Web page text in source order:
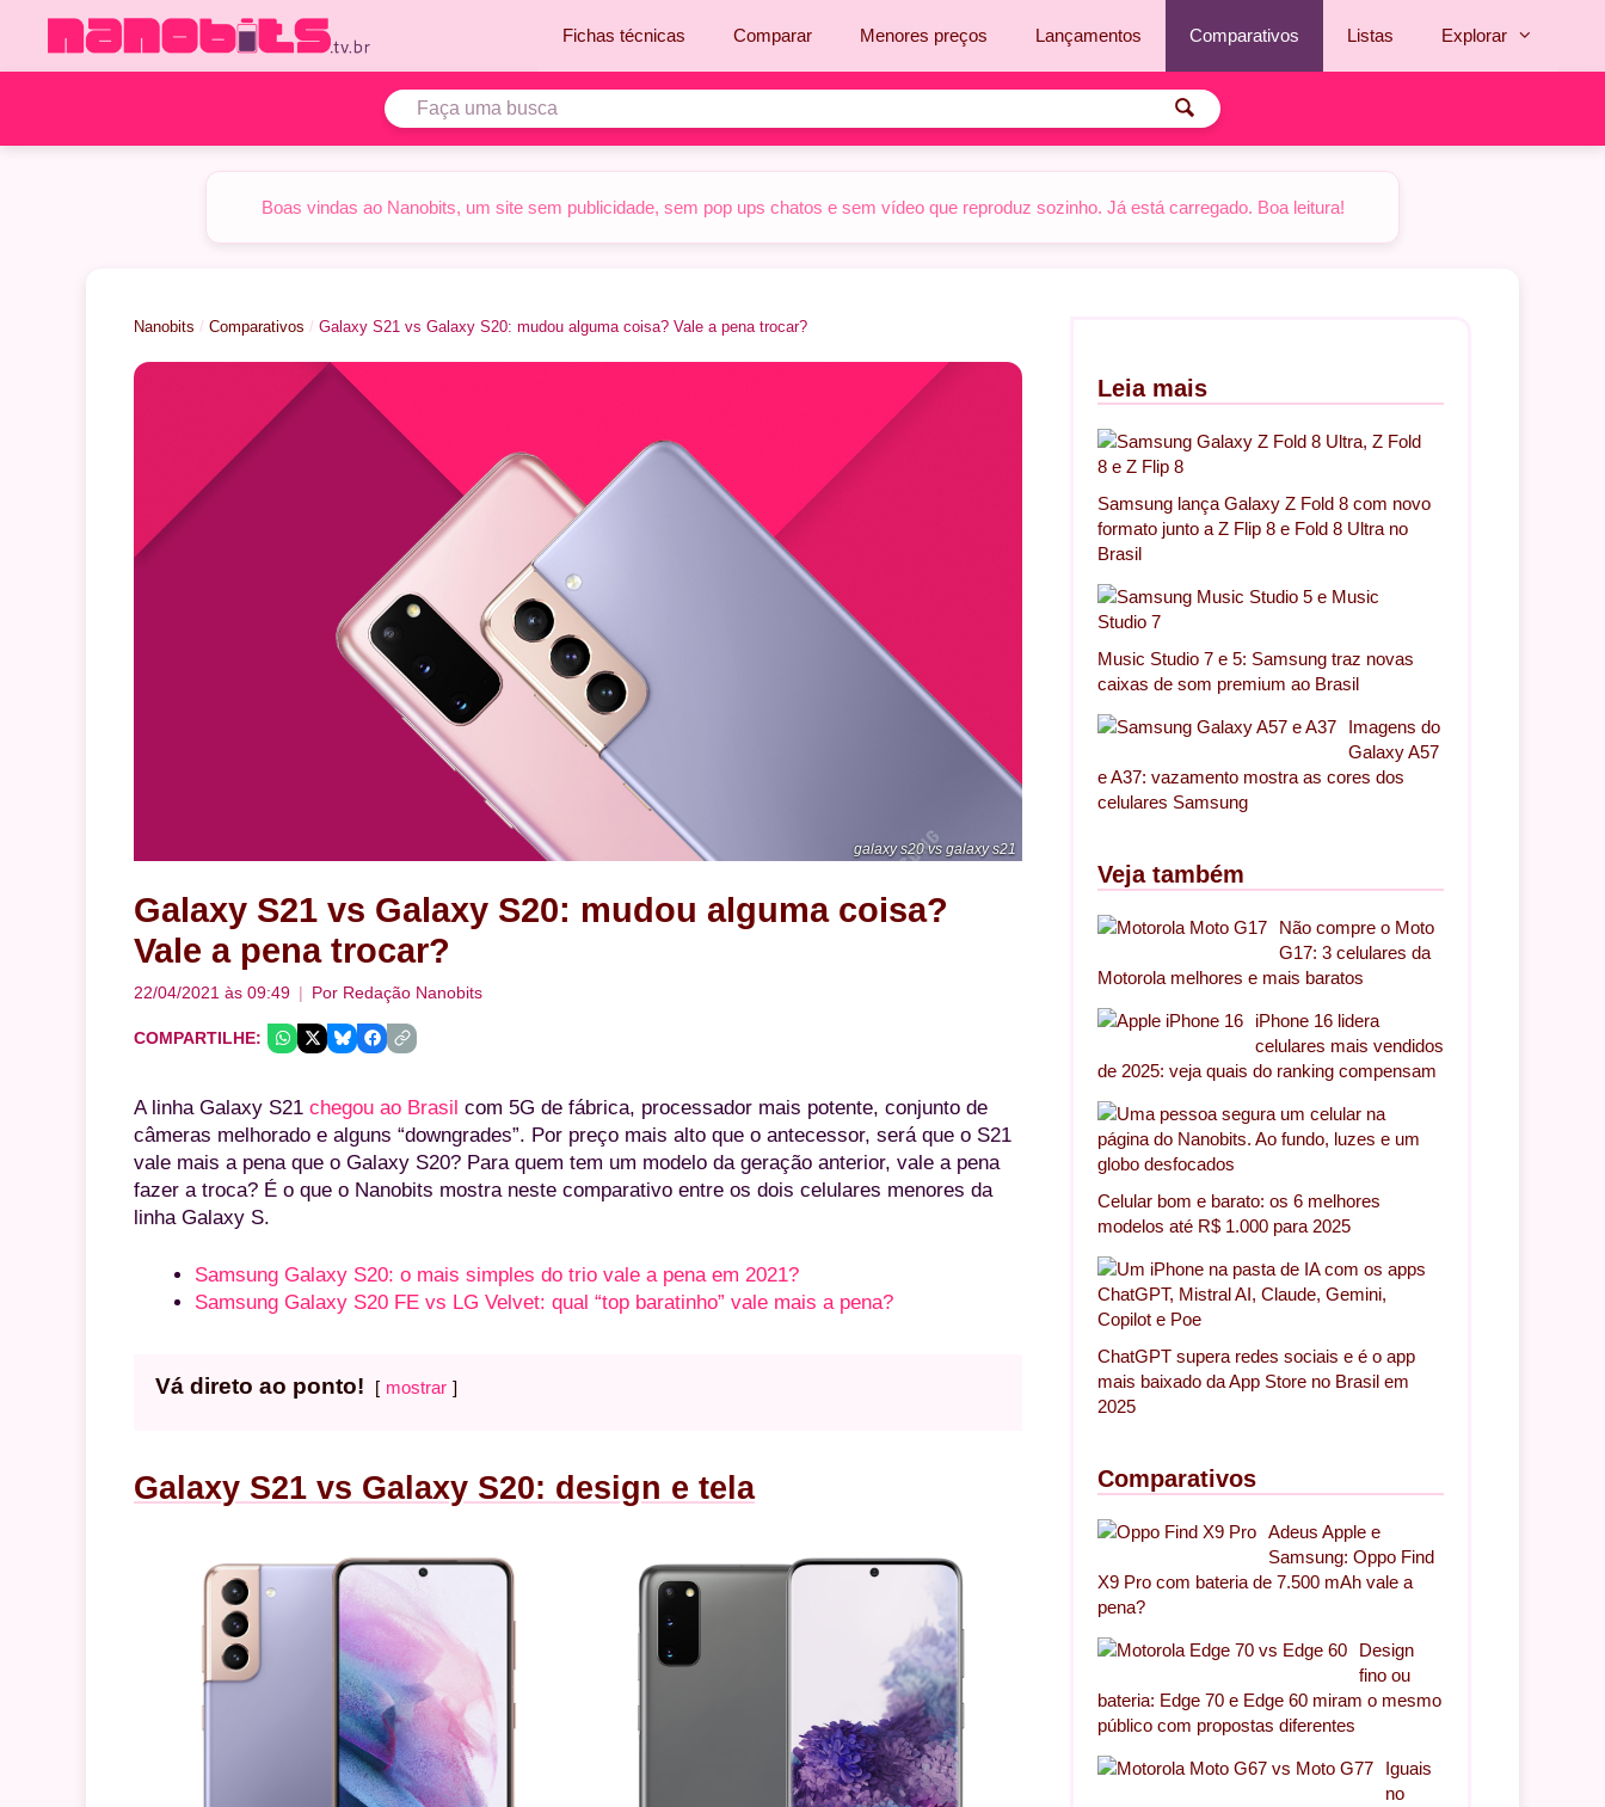
o
Fichas técnicas Comparar Menores preços Lançamentos Comparativos Listas Explorar
Boas vindas ao Nanobits, um site sem publicidade, sem pop ups chatos e sem vídeo que reproduz sozinho. Já está carregado. Boa leitura!
Nanobits / Comparativos / Galaxy S21 vs Galaxy S20: mudou alguma coisa? Vale a pena trocar?
galaxy s20 vs galaxy s21
Galaxy S21 vs Galaxy S20: mudou alguma coisa?
Vale a pena trocar?
22/04/2021 às 09:49 Por Redação Nanobits
COMPARTILHE:
A linha Galaxy S21 chegou ao Brasil com 5G de fábrica, processador mais potente, conjunto de
câmeras melhorado e alguns “downgrades”. Por preço mais alto que o antecessor, será que o S21
vale mais a pena que o Galaxy S20? Para quem tem um modelo da geração anterior, vale a pena
fazer a troca? É o que o Nanobits mostra neste comparativo entre os dois celulares menores da
linha Galaxy S.
Samsung Galaxy S20: o mais simples do trio vale a pena em 2021?
Samsung Galaxy S20 FE vs LG Velvet: qual “top baratinho” vale mais a pena?
Vá direto ao ponto! mostrar
Galaxy S21 vs Galaxy S20: design e tela
Leia mais
Samsung lança Galaxy Z Fold 8 com novo
formato junto a Z Flip 8 e Fold 8 Ultra no
Brasil
Music Studio 7 e 5: Samsung traz novas
caixas de som premium ao Brasil
Imagens do
Galaxy A57
e A37: vazamento mostra as cores dos
celulares Samsung
Veja também
Não compre o Moto
G17: 3 celulares da
Motorola melhores e mais baratos
iPhone 16 lidera
celulares mais vendidos
de 2025: veja quais do ranking compensam
Celular bom e barato: os 6 melhores
modelos até R$ 1.000 para 2025
ChatGPT supera redes sociais e é o app
mais baixado da App Store no Brasil em
2025
Comparativos
Adeus Apple e
Samsung: Oppo Find
X9 Pro com bateria de 7.500 mAh vale a
pena?
Design
fino ou
bateria: Edge 70 e Edge 60 miram o mesmo
público com propostas diferentes
Iguais
no